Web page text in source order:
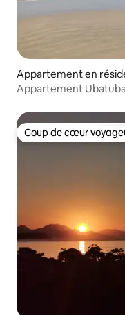
Appartement en
Appartement
Coup de cœur
Coup de cœur